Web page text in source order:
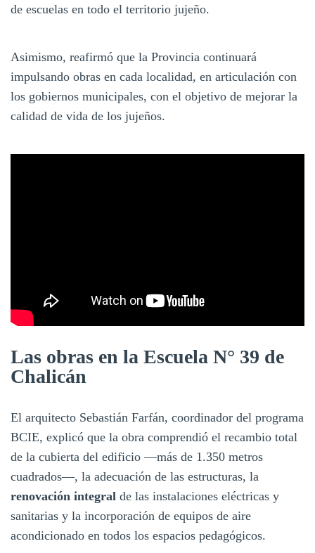
de escuelas en todo el territorio jujeño.
Asimismo, reafirmó que la Provincia continuará
impulsando obras en cada localidad, en articulación con
los gobiernos municipales, con el objetivo de mejorar la
calidad de vida de los jujeños.
Las obras en la Escuela N° 39 de
Chalicán
El arquitecto Sebastián Farfán, coordinador del programa
BCIE, explicó que la obra comprendió el recambio total
de la cubierta del edificio —más de 1.350 metros
cuadrados—, la adecuación de las estructuras, la
renovación integral de las instalaciones eléctricas y
sanitarias y la incorporación de equipos de aire
acondicionado en todos los espacios pedagógicos.